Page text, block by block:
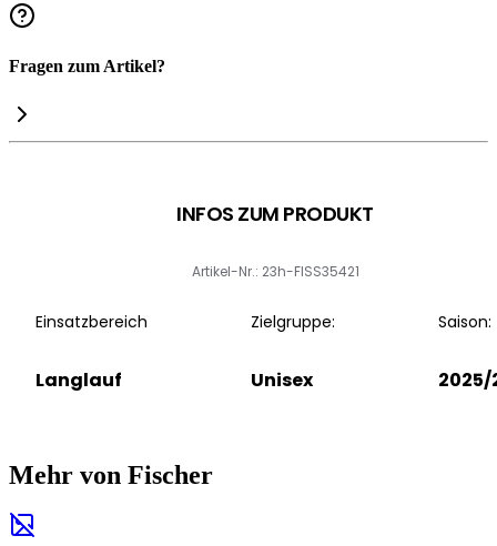
Fragen zum Artikel?
INFOS ZUM PRODUKT
Artikel-Nr.: 23h-FISS35421
Einsatzbereich
Langlauf
Zielgruppe:
Unisex
Saison:
2025/
Mehr von Fischer